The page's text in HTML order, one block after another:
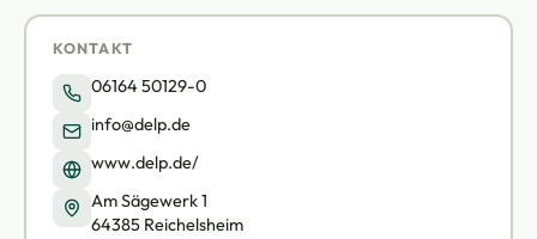
KONTAKT
06164 50129-0
info@delp.de
www.delp.de/
Am Sägewerk 1
64385 Reichelsheim